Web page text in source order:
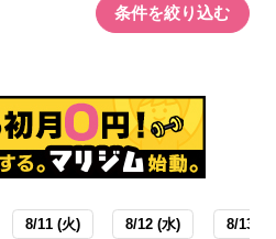
条件を絞り込む
8/11 (火) 8/12 (水) 8/13 (